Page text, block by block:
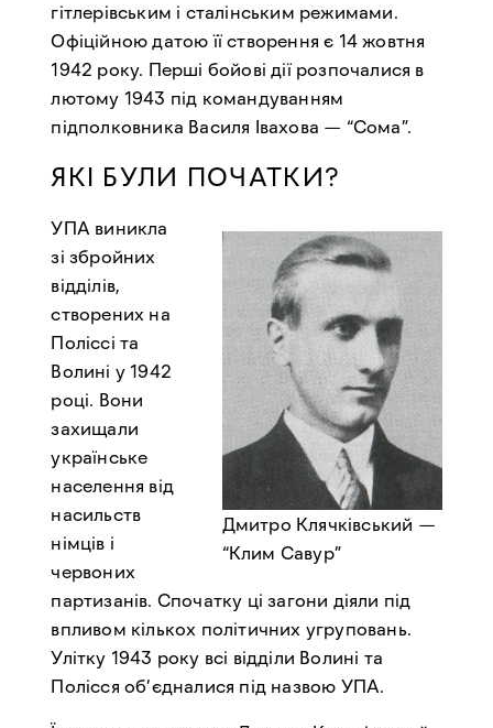
гітлерівським і сталінським режимами.
Офіційною датою її створення є 14 жовтня
1942 року. Перші бойові дії розпочалися в
лютому 1943 під командуванням
підполковника Василя Івахова — “Сома”.
ЯКІ БУЛИ ПОЧАТКИ?
Дмитро Клячківський —
“Клим Савур”
УПА виникла
зі збройних
відділів,
створених на
Поліссі та
Волині у 1942
році. Вони
захищали
українське
населення від
насильств
німців і
червоних
партизанів. Спочатку ці загони діяли під
впливом кількох політичних угруповань.
Улітку 1943 року всі відділи Волині та
Полісся об’єдналися під назвою УПА.